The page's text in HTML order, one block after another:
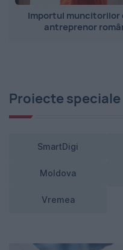
Importul muncitorilor
antreprenor
Proiecte speciale
SmartDigi
Moldova
Vremea